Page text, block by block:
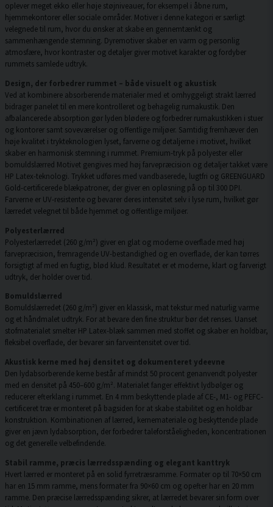
oplever meget ekko eller høje støjniveauer, for eksempel i åbne rum,
hjemmekontorer eller sociale områder. Motiver i denne kategori er særligt
velegnede til rum, hvor du ønsker at skabe en gennemtænkt og
sammenhængende stemning. Dyremotiver skaber en varm og personlig
atmosfære, hvor kontraster og detaljer giver motivet karakter og fordyber
rummets samlede udtryk.
Design, der forbedrer rummet – både visuelt og akustisk
Ved at kombinere absorberende materialer med et omhyggeligt strakt lærred
bidrager panelet til en mere kontrolleret og behagelig rumakustik. Den
afbalancerede absorption gør lyden blødere og forbedrer rumakustikken i stuer
og kontorer samt soveværelser og offentlige miljøer. Samtidig fremhæver den
høje kvalitet i trykteknologien lyset, farverne og detaljerne i motivet, hvilket
skaber en harmonisk stemning i rummet. Premium-tryk på polyester eller
bomuldslærred Motivet gengives med høj farvepræcision og detaljer takket være
HP Latex-teknologi. Trykket udføres med vandbaserede, lugtfri og GREENGUARD
Gold-certificerede blækpatroner, der giver en opløsning på op til 300 DPI.
Farverne er UV-resistente og bevarer deres intensitet selv i lyse rum, hvilket gør
lærredet velegnet til både hjemmet og offentlige miljøer.
Polyesterlærred
Polyesterlærredet (260 g/m²) giver en glat og moderne overflade med høj
farvepræcision, fremragende UV-bestandighed og en overflade, der kan tørres
forsigtigt af med en fugtig, blød klud. Resultatet er et moderne, klart og farverigt
udtryk, der holder over tid.
Bomuldslærred
Bomuldslærredet (260 g/m²) giver en klassisk, mat tekstur med naturlig varme
og et håndmalet udtryk. For at bevare den fine struktur bør det renses. Uanset
stofmaterialet smelter HP Latex-blæk sammen med stoffet og skaber en holdbar,
fleksibel overflade, der bevarer sin farveintensitet over tid.
Akustisk kerne med høj densitet og dokumenteret ydeevne
Den lydabsorberende kerne består af mindst 50 procent genanvendt polyester
med en densitet på 450–600 g/m². Materialet fanger effektivt lydbølger og
reducerer efterklang i rummet. En 4 mm beskyttende plade af CE-, M1- og PEFC-
certificeret træ er monteret på bagsiden for at skabe stabilitet og en holdbar
konstruktion. Kombinationen af lærred, kernemateriale og beskyttende plade
giver en jævn lydabsorption, der forbedrer taleforståeligheden, koncentrationen
og det generelle velbefindende.
Stabil ramme, præcis lærredsspænding og elegant kanttryk
Hvert lærred er monteret på en solid fyrretræsramme. Formater op til 70×50 cm
har en 15 mm ramme, mens formater fra 90×60 cm og opefter har en 20 mm
ramme. Den præcise lærredsspænding sikrer, at lærredet bevarer sin form over